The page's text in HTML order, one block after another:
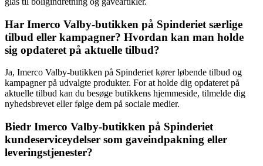
Har Imerco Valby-butikken på Spinderiet særlige
tilbud eller kampagner? Hvordan kan man holde
sig opdateret på aktuelle tilbud?
Ja, Imerco Valby-butikken på Spinderiet kører løbende tilbud og
kampagner på udvalgte produkter. For at holde dig opdateret på
aktuelle tilbud kan du besøge butikkens hjemmeside, tilmelde dig
nyhedsbrevet eller følge dem på sociale medier.
Biedr Imerco Valby-butikken på Spinderiet
kundeserviceydelser som gaveindpakning eller
leveringstjenester?